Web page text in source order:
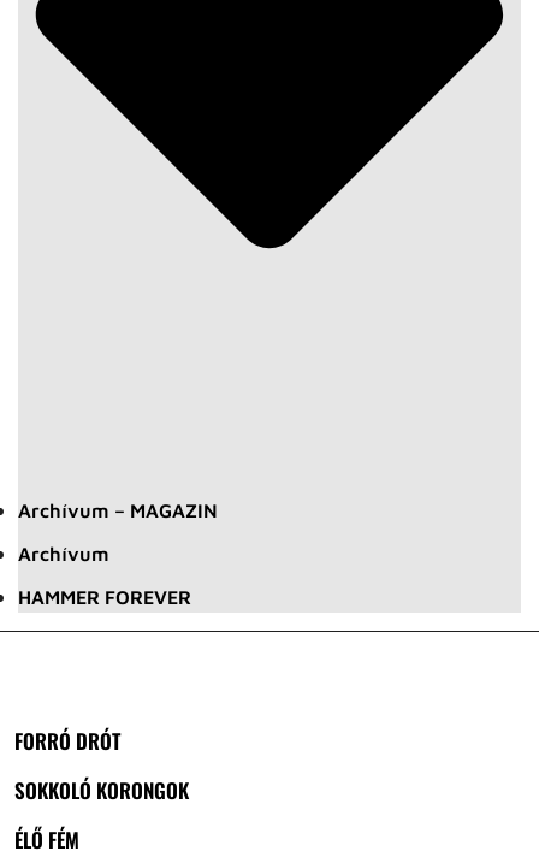
Archívum – MAGAZIN
Archívum
HAMMER FOREVER
FORRÓ DRÓT
SOKKOLÓ KORONGOK
ÉLŐ FÉM